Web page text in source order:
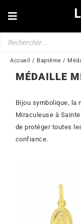
auToggle
Navigation
BRACELETS
COLLIERS
BAGUES
BIJOUX
SECONDE MAIN
Accueil / Baptême /
MÉDAILLE
Bijou symbolique, la
Miraculeuse à
de protéger toutes
confiance.